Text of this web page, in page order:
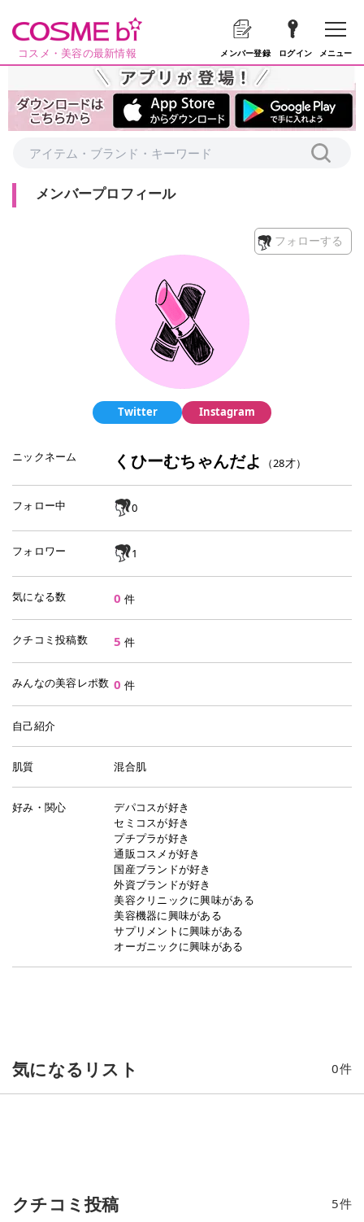
コスメ・美容の最新情報 メンバー登録 ログイン メニュー
メンバープロフィール
フォローする
Twitter Instagram
ニックネーム くひーむちゃんだよ （28才）
フォロー中 0
フォロワー 1
気になる数 0 件
クチコミ投稿数 5 件
みんなの美容レポ数 0 件
自己紹介
肌質 混合肌
好み・関心
デパコスが好き
セミコスが好き
プチプラが好き
通販コスメが好き
国産ブランドが好き
外資ブランドが好き
美容クリニックに興味がある
美容機器に興味がある
サプリメントに興味がある
オーガニックに興味がある
気になるリスト 0件
クチコミ投稿 5件